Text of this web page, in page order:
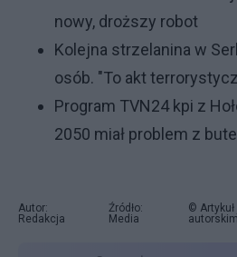
nowy, droższy robot
Kolejna strzelanina w
osób. "To akt
Program TVN24 kpi z
2050 miał problem z
Autor:
Redakcja
Źródło:
Media
©